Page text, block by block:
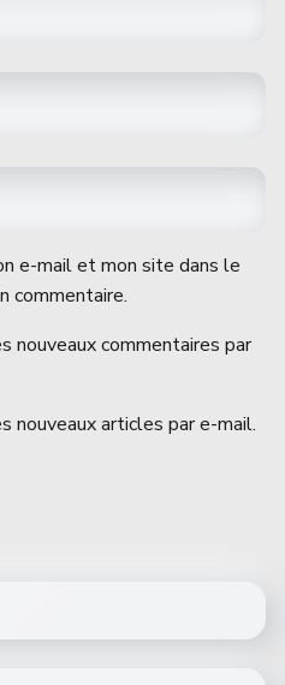
e-mail et mon site dans le
commentaire.
nouveaux commentaires par
nouveaux articles par e-mail.